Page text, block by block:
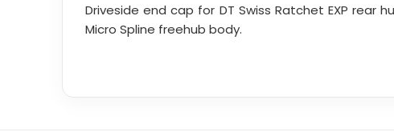
Driveside end cap for DT Swiss Ratchet EXP rear
Micro Spline freehub body.